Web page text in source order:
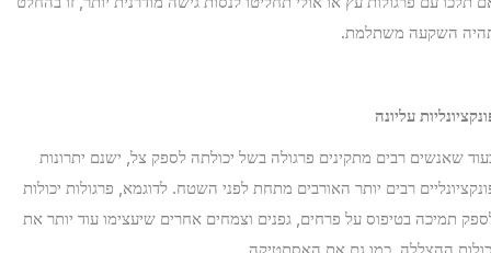
השקעה משתלמת.
עליונה
שאנשים רבים מתקינים פרגולה בשל יכולתה לספק צל, ישנם יתרונות
רבים יותר האורבים מתחת לפני השטח. לדוגמא, פרגולות יכולות
תמיכה בטיפוס על פרחים, גפנים וצמחים אחרים שיעצימו עוד יותר את